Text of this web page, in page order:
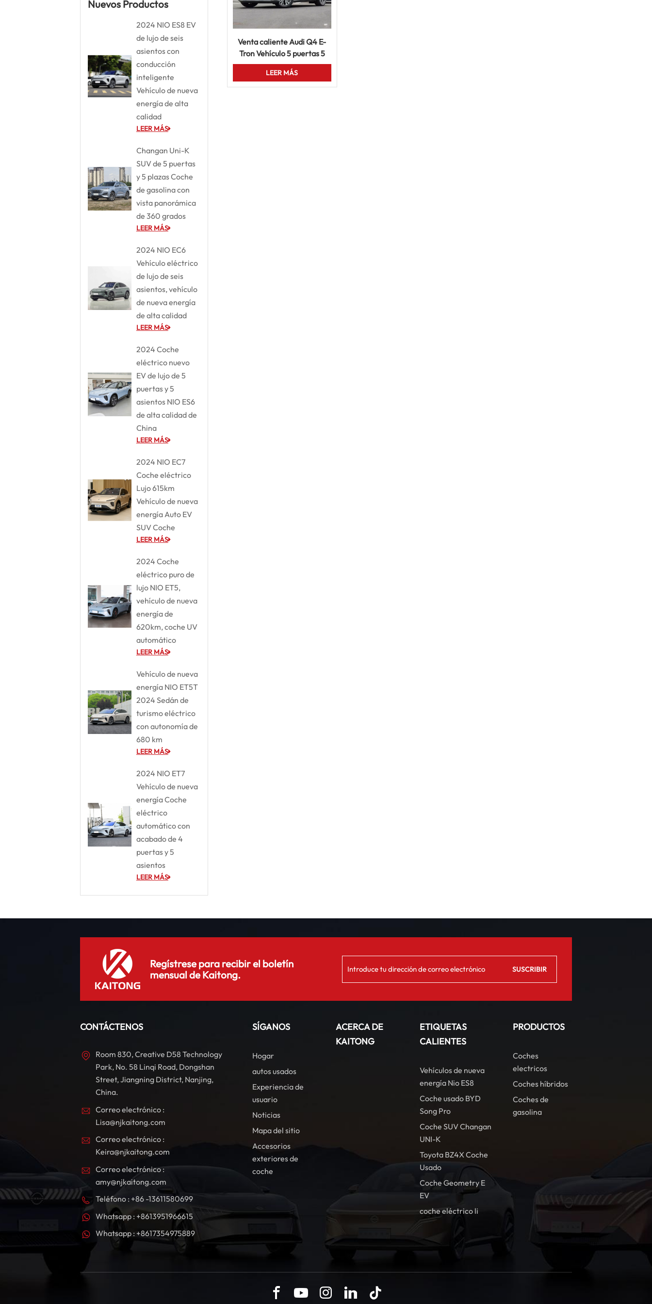
Nuevos Productos
2024 NIO ES8 EV
de lujo de seis
asientos con
conducción
inteligente
Vehículo de nueva
energía de alta
calidad
LEER MÁS
Changan Uni-K
SUV de 5 puertas
y 5 plazas Coche
de gasolina con
vista panorámica
de 360 grados
LEER MÁS
2024 NIO EC6
Vehículo eléctrico
de lujo de seis
asientos, vehículo
de nueva energía
de alta calidad
LEER MÁS
2024 Coche
eléctrico nuevo
EV de lujo de 5
puertas y 5
asientos NIO ES6
de alta calidad de
China
LEER MÁS
2024 NIO EC7
Coche eléctrico
Lujo 615km
Vehículo de nueva
energía Auto EV
SUV Coche
LEER MÁS
2024 Coche
eléctrico puro de
lujo NIO ET5,
vehículo de nueva
energía de
620km, coche UV
automático
LEER MÁS
Vehículo de nueva
energía NIO ET5T
2024 Sedán de
turismo eléctrico
con autonomía de
680 km
LEER MÁS
2024 NIO ET7
Vehículo de nueva
energía Coche
eléctrico
automático con
acabado de 4
puertas y 5
asientos
LEER MÁS
Venta caliente Audi Q4 E-
Tron Vehículo 5 puertas 5
asientos Auto EV Nueva
energía Coche usado barato
Coche eléctrico
LEER MÁS
Regístrese para recibir el boletín
mensual de Kaitong.
CONTÁCTENOS
Room 830, Creative D58 Technology
Park, No. 58 Linqi Road, Dongshan
Street, Jiangning District, Nanjing,
China.
Correo electrónico :
Lisa@njkaitong.com
Correo electrónico :
Keira@njkaitong.com
Correo electrónico :
amy@njkaitong.com
Teléfono : +86 -13611580699
Whatsapp : +8613951966615
Whatsapp : +8617354975889
SÍGANOS
Hogar
autos usados
Experiencia de
usuario
Noticias
Mapa del sitio
Accesorios
exteriores de
coche
ACERCA DE
KAITONG
ETIQUETAS
CALIENTES
Vehículos de nueva
energía Nio ES8
Coche usado BYD
Song Pro
Coche SUV Changan
UNI-K
Toyota BZ4X Coche
Usado
Coche Geometry E
EV
coche eléctrico li
PRODUCTOS
Coches
electricos
Coches híbridos
Coches de
gasolina